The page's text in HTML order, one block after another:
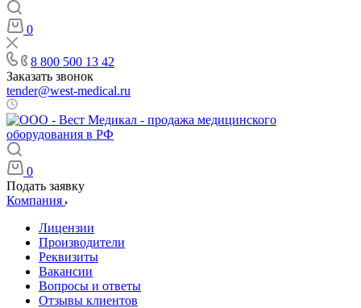
0
8 800 500 13 42
Заказать звонок
tender@west-medical.ru
0
Подать заявку
Компания
Лицензии
Производители
Реквизиты
Вакансии
Вопросы и ответы
Отзывы клиентов